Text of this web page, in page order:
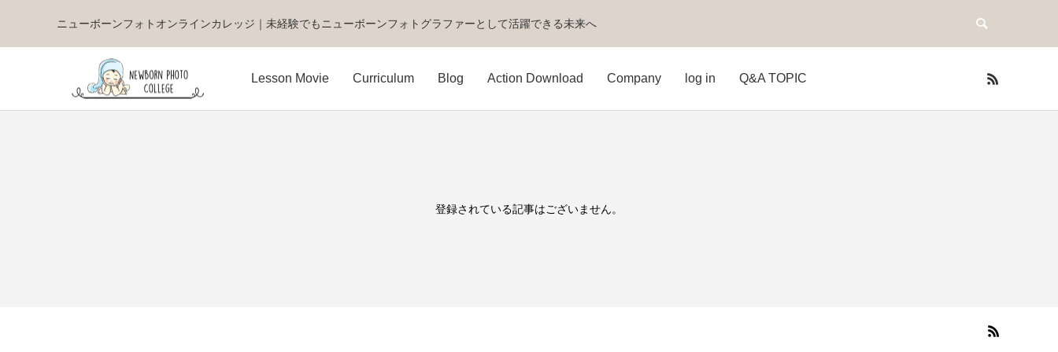
ニューボーンフォトオンラインカレッジ｜未経験でもニューボーンフォトグラファーとして活躍できる未来へ
Lesson Movie Curriculum Blog Action Download Company log in Q&A TOPIC
登録されている記事はございません。